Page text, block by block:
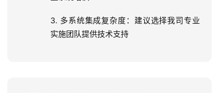
3. 多系统集成复杂度：建议选择我司专业
实施团队提供技术支持